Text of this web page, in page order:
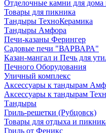
Отделочные камни для
Товары для пикника
Тандыры ТехноКерамика
Тандыры Амфора
Печи-казаны Ферингер
Садовые печи "ВАРВАРА"
Казан-мангал и Печь для
Печного Оборудования
Уличный комплекс
Аксессуары к тандырам
Аксессуары к тандырам
Тандыры
Гриль-решетки (Рубцовск)
Товары для отдыха и
Гриль от Феникс